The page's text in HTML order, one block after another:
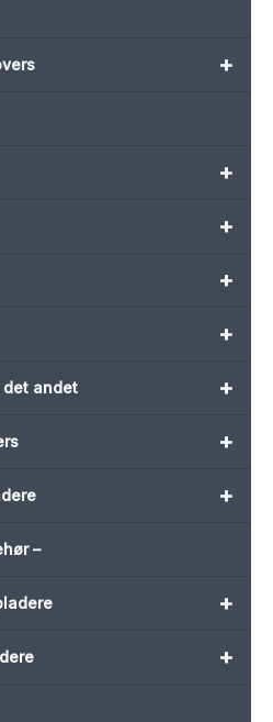
+
+
+
+
+
+
det andet
+
+
–
+
+